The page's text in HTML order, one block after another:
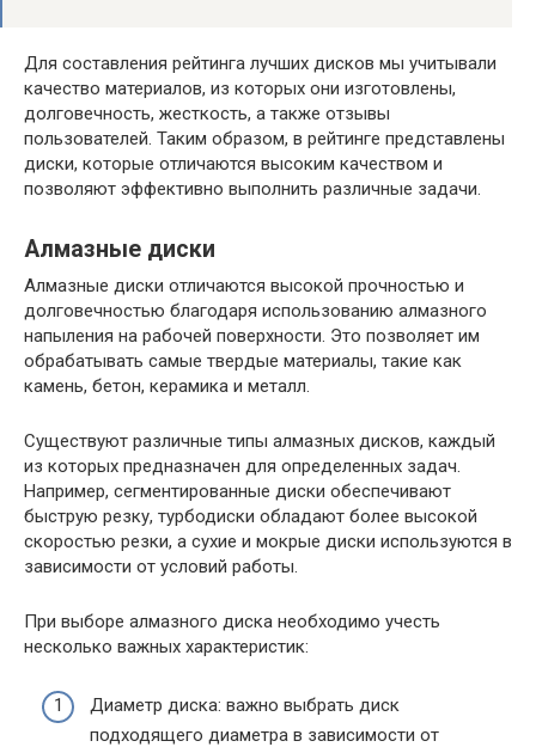
Для составления рейтинга лучших дисков мы учитывали
качество материалов, из которых они изготовлены,
долговечность, жесткость, а также отзывы
пользователей. Таким образом, в рейтинге представлены
диски, которые отличаются высоким качеством и
позволяют эффективно выполнить различные задачи.
Алмазные диски
Алмазные диски отличаются высокой прочностью и
долговечностью благодаря использованию алмазного
напыления на рабочей поверхности. Это позволяет им
обрабатывать самые твердые материалы, такие как
камень, бетон, керамика и металл.
Существуют различные типы алмазных дисков, каждый
из которых предназначен для определенных задач.
Например, сегментированные диски обеспечивают
быструю резку, турбодиски обладают более высокой
скоростью резки, а сухие и мокрые диски используются в
зависимости от условий работы.
При выборе алмазного диска необходимо учесть
несколько важных характеристик:
Диаметр диска: важно выбрать диск
подходящего диаметра в зависимости от